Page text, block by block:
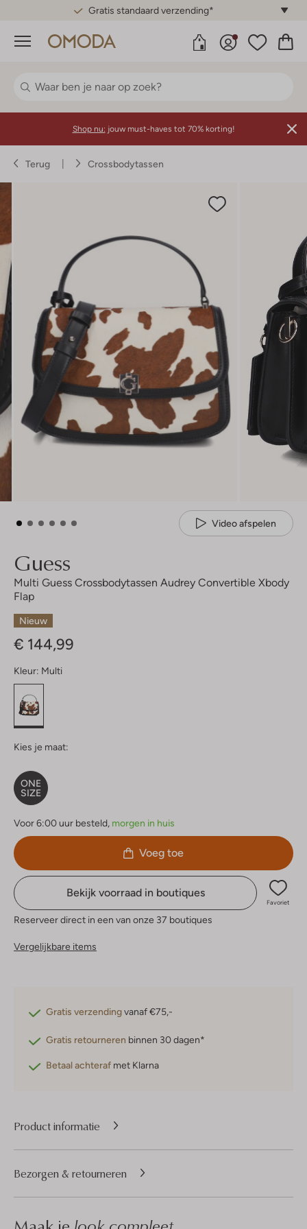
Gratis standaard verzending*
Menu
Shop nu: jouw must-haves tot 70% korting!
Terug Crossbodytassen
Video afspelen
Guess
Multi Guess Crossbodytassen Audrey Convertible Xbody
Flap
Nieuw
€ 144,99
Kleur: Multi
Kies je maat:
ONE
SIZE
Voor 6:00 uur besteld, morgen in huis
Voeg toe
Bekijk voorraad in boutiques
Favoriet
Reserveer direct in een van onze 37 boutiques
Vergelijkbare items
Gratis verzendingvanaf €75,-
Gratis retourneren binnen 30 dagen*
Betaal achteraf met Klarna
Product informatie
Bezorgen & retourneren